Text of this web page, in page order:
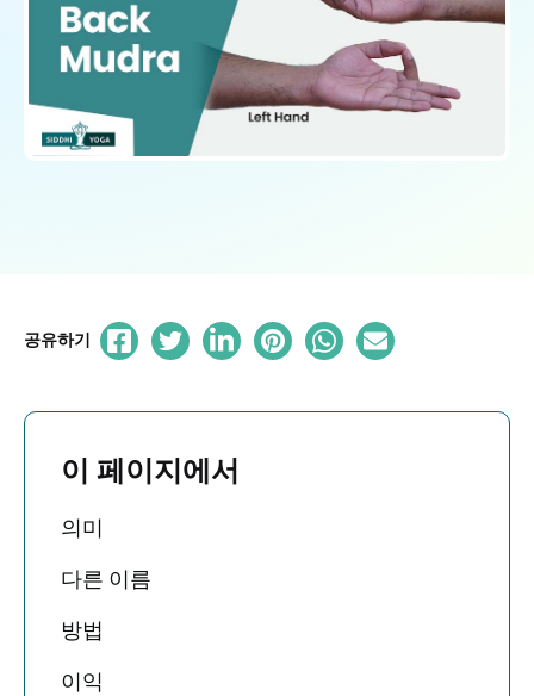
공유하기
이 페이지에서
의미
다른 이름
방법
이익